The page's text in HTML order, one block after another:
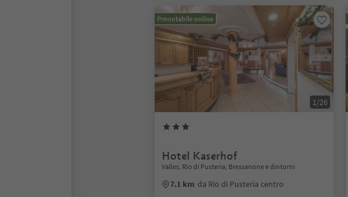
Prenotabile online
1/26
Hotel Kaserhof
Valles, Rio di Pusteria, Bressanone e dintorni
7.1 km da Rio di Pusteria centro